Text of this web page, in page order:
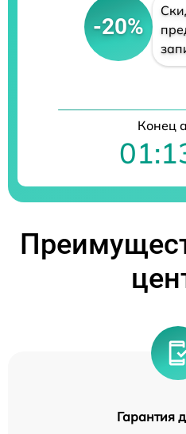
-20%
Конец
Гарантия